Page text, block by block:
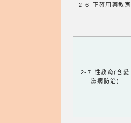
2-6 正確用藥教育
2-7 性教育(含愛
滋病防治)